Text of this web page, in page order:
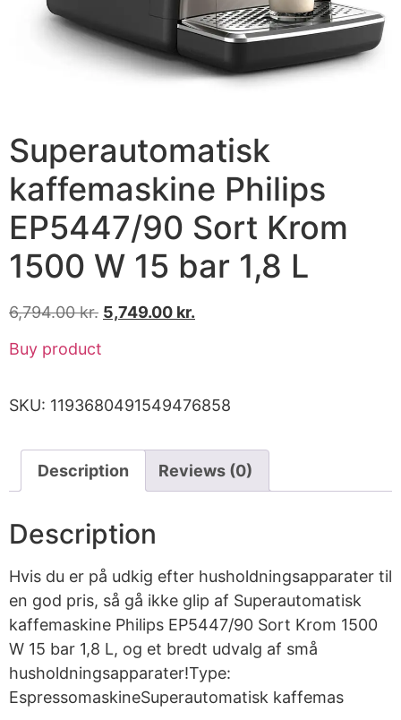
Superautomatisk
kaffemaskine Philips
EP5447/90 Sort Krom
1500 W 15 bar 1,8 L
6,794.00kr. 5,749.00 kr.
Buy product
SKU: 1193680491549476858
Description Reviews (0)
Description
Hvis du er på udkig efter husholdningsapparater til
en god pris, så gå ikke glip af Superautomatisk
kaffemaskine Philips EP5447/90 Sort Krom 1500
W 15 bar 1,8 L, og et bredt udvalg af små
husholdningsapparater!Type:
EspressomaskineSuperautomatisk kaffemas